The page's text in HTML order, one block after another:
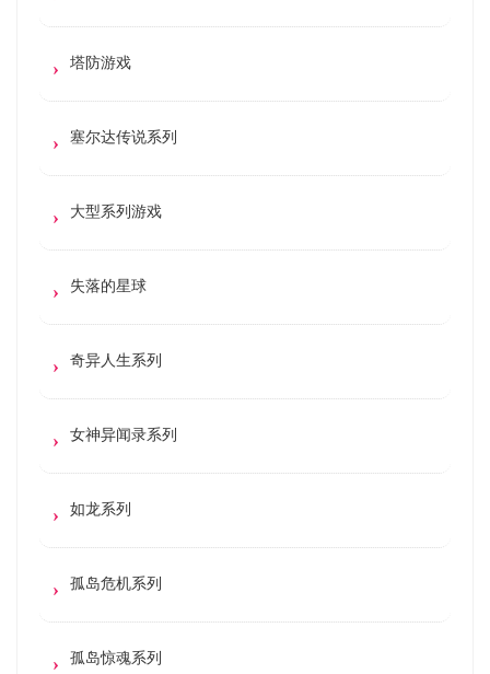
塔防游戏
塞尔达传说系列
大型系列游戏
失落的星球
奇异人生系列
女神异闻录系列
如龙系列
孤岛危机系列
孤岛惊魂系列